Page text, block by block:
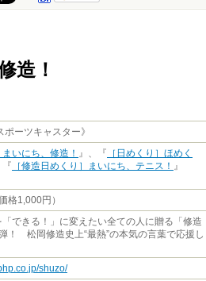
造！
ポーツキャスター》
まいにち、修造！ 』、『 ［日めくり］ほめく
『 ［修造日めくり］まいにち、テニス！ 』
格1,000円）
「できる！」に変えたい全ての人に贈る「修造
！ 松岡修造史上“最熱”の本気の言葉で応援し
shuzo/